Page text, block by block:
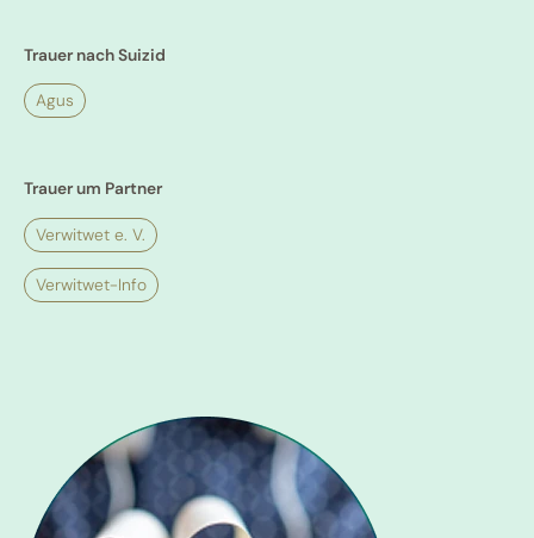
Trauer nach Suizid
Agus
Trauer um Partner
Verwitwet e. V.
Verwitwet-Info